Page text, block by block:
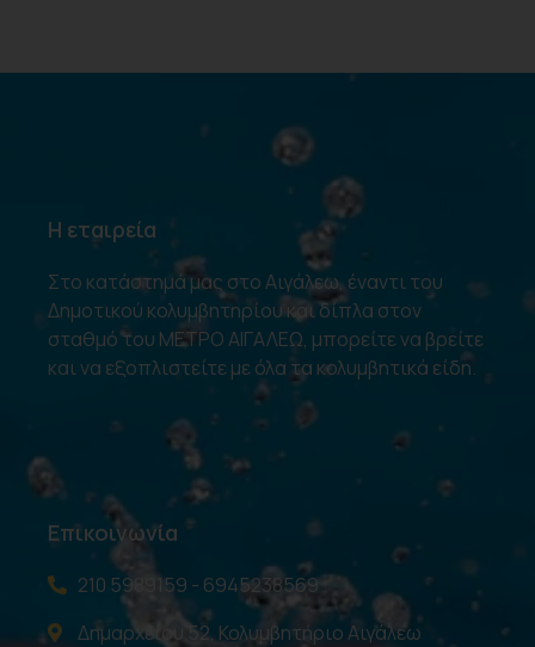
Η εταιρεία
Στο κατάστημά μας στο Αιγάλεω, έναντι του
Δημοτικού κολυμβητηρίου και δίπλα στον
σταθμό του ΜΕΤΡΟ ΑΙΓΑΛΕΩ, μπορείτε να βρείτε
και να εξοπλιστείτε με όλα τα κολυμβητικά είδη.
Επικοινωνία
210 5989159 - 6945238569
Δημαρχείου 52, Κολυμβητήριο Αιγάλεω